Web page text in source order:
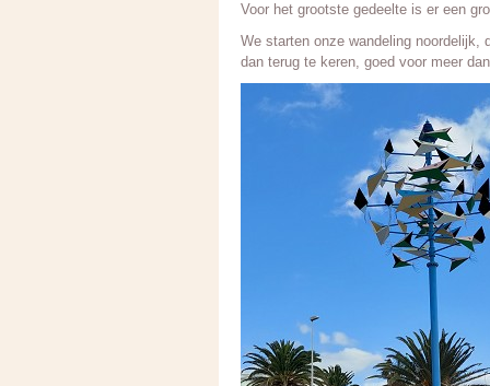
Voor het grootste gedeelte is er een
We starten onze wandeling
dan terug te keren, goed voor meer